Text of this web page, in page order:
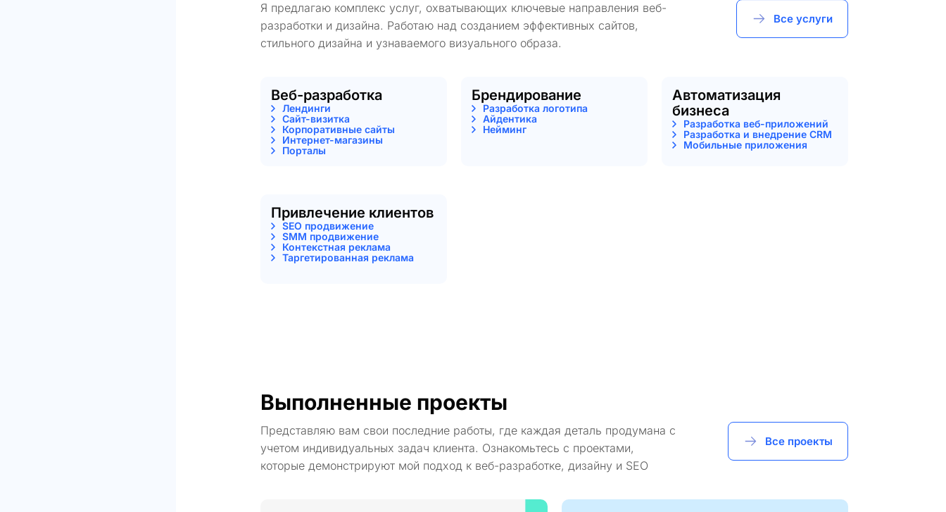
Я предлагаю комплекс услуг, охватывающих ключевые направления веб-
разработки и дизайна. Работаю над созданием эффективных сайтов,
стильного дизайна и узнаваемого визуального образа.
Все услуги
Веб-разработка
Лендинги
Сайт-визитка
Корпоративные сайты
Интернет-магазины
Порталы
Брендирование
Разработка логотипа
Айдентика
Нейминг
Автоматизация
бизнеса
Разработка веб-приложений
Разработка и внедрение CRM
Мобильные приложения
Привлечение клиентов
SEO продвижение
SMM продвижение
Контекстная реклама
Таргетированная реклама
Выполненные проекты
Представляю вам свои последние работы, где каждая деталь продумана с
учетом индивидуальных задач клиента. Ознакомьтесь с проектами,
которые демонстрируют мой подход к веб-разработке, дизайну и SEO
Все проекты